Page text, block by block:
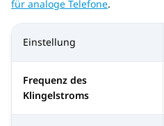
für analoge Telefone.
Einstellung
Frequenz des
Klingelstroms